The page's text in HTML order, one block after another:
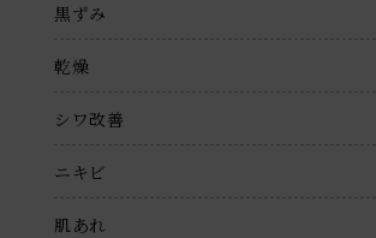
黒ずみ
乾燥
シワ改善
ニキビ
肌あれ